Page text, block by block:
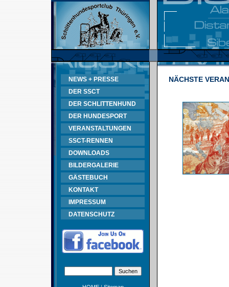
NEWS + PRESSE
DER SSCT
DER SCHLITTENHUND
DER HUNDESPORT
VERANSTALTUNGEN
SSCT-RENNEN
DOWNLOADS
BILDERGALERIE
GÄSTEBUCH
KONTAKT
IMPRESSUM
DATENSCHUTZ
NÄCHSTE